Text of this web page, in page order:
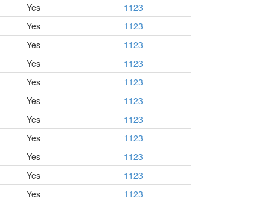
Yes
1123
Yes
1123
Yes
1123
Yes
1123
Yes
1123
Yes
1123
Yes
1123
Yes
1123
Yes
1123
Yes
1123
Yes
1123